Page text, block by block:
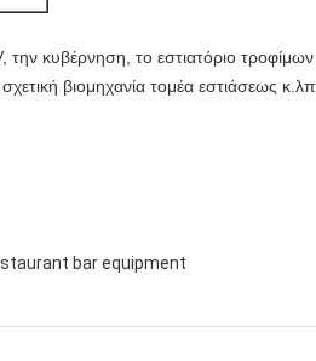
κυβέρνηση, το εστιατόριο τροφίμων
βιομηχανία τομέα εστιάσεως κ.λπ.
bar equipment